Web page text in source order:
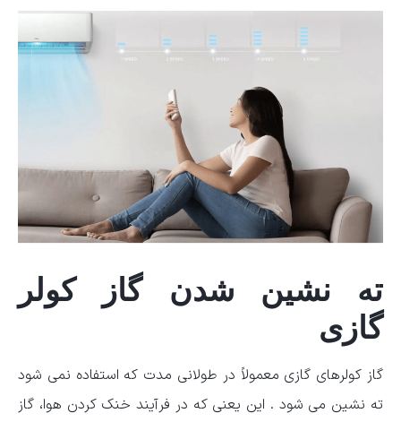
ته نشین شدن گاز کولر
گازی
گاز کولرهای گازی معمولاً در طولانی مدت که استفاده نمی شود
ته نشین می شود . این یعنی که در فرآیند خنک ‌کردن هوا، گاز